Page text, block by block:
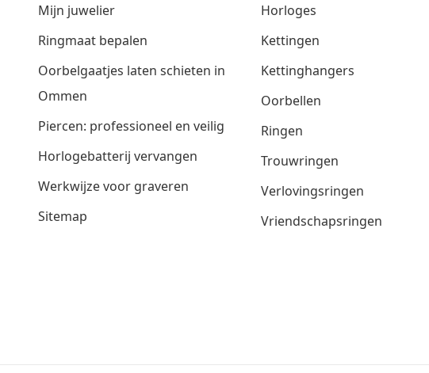
Mijn juwelier
Ringmaat bepalen
Oorbelgaatjes laten schieten in
Ommen
Piercen: professioneel en veilig
Horlogebatterij vervangen
Werkwijze voor graveren
Sitemap
Horloges
Kettingen
Kettinghangers
Oorbellen
Ringen
Trouwringen
Verlovingsringen
Vriendschapsringen